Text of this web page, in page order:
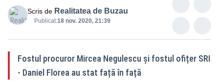
Scris de Realitatea de Buzau
Publicat:18 nov. 2020, 21:39
Fostul procuror Mircea Negulescu și fostul ofițer SRI
- Daniel Florea au stat față în față